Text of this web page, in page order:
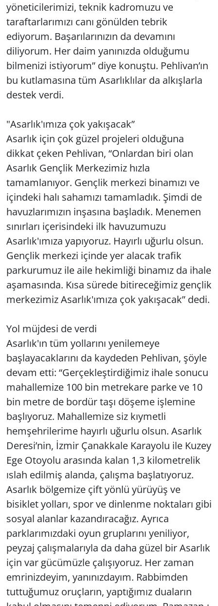
yöneticilerimizi, teknik kadromuzu ve
taraftarlarımızı canı gönülden tebrik
ediyorum. Başarılarınızın da devamını
diliyorum. Her daim yanınızda olduğumu
bilmenizi istiyorum” diye konuştu. Pehlivan’ın
bu kutlamasına tüm Asarlıklılar da alkışlarla
destek verdi.
"Asarlık'ımıza çok yakışacak”
Asarlık için çok güzel projeleri olduğuna
dikkat çeken Pehlivan, “Onlardan biri olan
Asarlık Gençlik Merkezimiz hızla
tamamlanıyor. Gençlik merkezi binamızı ve
içindeki halı sahamızı tamamladık. Şimdi de
havuzlarımızın inşasına başladık. Menemen
sınırları içerisindeki ilk havuzumuzu
Asarlık'ımıza yapıyoruz. Hayırlı uğurlu olsun.
Gençlik merkezi içinde yer alacak trafik
parkurumuz ile aile hekimliği binamız da ihale
aşamasında. Kısa sürede bitireceğimiz gençlik
merkezimiz Asarlık'ımıza çok yakışacak” dedi.
Yol müjdesi de verdi
Asarlık'ın tüm yollarını yenilemeye
başlayacaklarını da kaydeden Pehlivan, şöyle
devam etti: “Gerçekleştirdiğimiz ihale sonucu
mahallemize 100 bin metrekare parke ve 10
bin metre de bordür taşı döşeme işlemine
başlıyoruz. Mahallemize siz kıymetli
hemşehrilerime hayırlı uğurlu olsun. Asarlık
Deresi’nin, İzmir Çanakkale Karayolu ile Kuzey
Ege Otoyolu arasında kalan 1,3 kilometrelik
ıslah edilmiş alanda, çalışma başlatıyoruz.
Asarlık bölgemize çift yönlü yürüyüş ve
bisiklet yolları, spor ve dinlenme noktaları gibi
sosyal alanlar kazandıracağız. Ayrıca
parklarımızdaki oyun gruplarını yeniliyor,
peyzaj çalışmalarıyla da daha güzel bir Asarlık
için var gücümüzle çalışıyoruz. Her zaman
emrinizdeyim, yanınızdayım. Rabbimden
tuttuğumuz oruçların, yaptığımız duaların